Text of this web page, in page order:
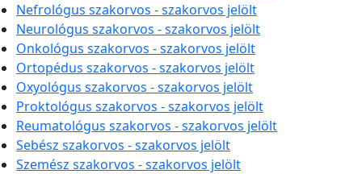
Nefrológus szakorvos - szakorvos jelölt
Neurológus szakorvos - szakorvos jelölt
Onkológus szakorvos - szakorvos jelölt
Ortopédus szakorvos - szakorvos jelölt
Oxyológus szakorvos - szakorvos jelölt
Proktológus szakorvos - szakorvos jelölt
Reumatológus szakorvos - szakorvos jelölt
Sebész szakorvos - szakorvos jelölt
Szemész szakorvos - szakorvos jelölt